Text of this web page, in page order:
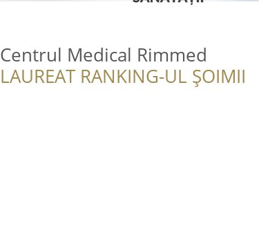
Centrul Medical Rimmed
LAUREAT RANKING-UL ȘOIMII